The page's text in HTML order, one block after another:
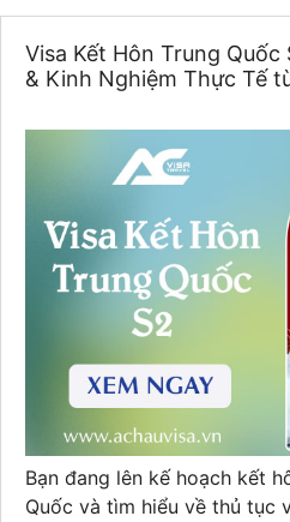
Visa Kết Hôn Trung Quốc
& Kinh Nghiệm Thực Tế
Bạn đang lên kế hoạch kết
Quốc và tìm hiểu về thủ tục